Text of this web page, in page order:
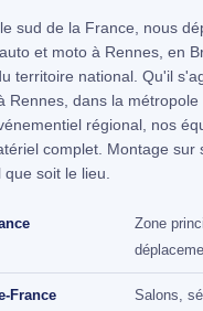
sud de la France, nous
et moto à Rennes, en
territoire national. Qu'il
Rennes, dans la
régional, nos
complet. Montage sur
soit le lieu.
Zone
France
Salons,